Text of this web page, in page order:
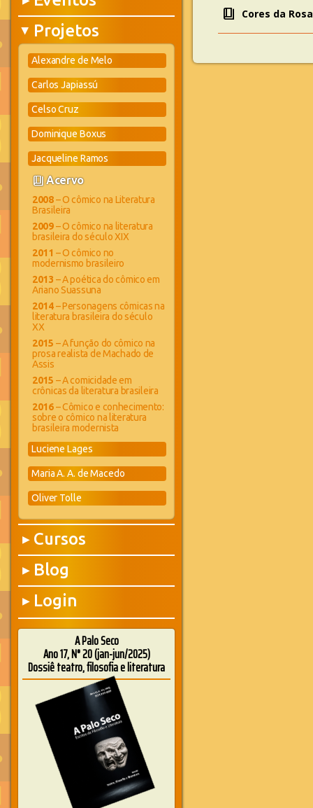
▶ Projetos
Alexandre de Melo
Carlos Japiassú
Celso Cruz
Dominique Boxus
Jacqueline Ramos
book_4Acervo
2008– O cômico na Literatura
Brasileira
2009– O cômico na literatura
brasileira do século XIX
2011 – O cômico no
modernismo brasileiro
2013 – A poética do cômico em
Ariano Suassuna
2014– Personagens cômicas na
literatura brasileira do século
XX
2015 – A função do cômico na
prosa realista de Machado de
Assis
2015 – A comicidade em
crônicas da literatura brasileira
2016– Cômico e conhecimento:
sobre o cômico na literatura
brasileira modernista
Luciene Lages
Maria A. A. de Macedo
Oliver Tolle
▶ Cursos
▶ Blog
▶ Login
A Palo Seco
Ano 17, N° 20 (jan-jun/2025)
Dossiê teatro, filosofia e literatura
book_4 Cores da Rosa